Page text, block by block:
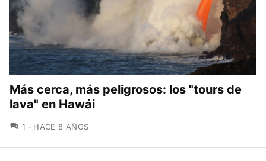
Más cerca, más peligrosos: los "tours de
lava" en Hawái
1 COMENTARIOS
HACE 8 AÑOS